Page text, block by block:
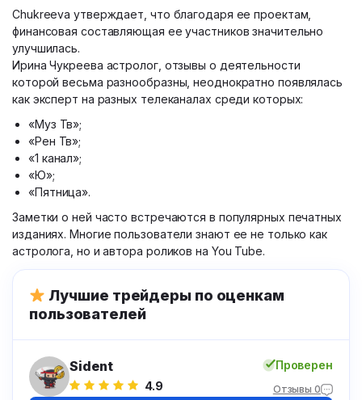
Chukreeva утверждает, что благодаря ее проектам,
финансовая составляющая ее участников значительно
улучшилась.
Ирина Чукреева астролог, отзывы о деятельности
которой весьма разнообразны, неоднократно появлялась
как эксперт на разных телеканалах среди которых:
«Муз Тв»;
«Рен Тв»;
«1 канал»;
«Ю»;
«Пятница».
Заметки о ней часто встречаются в популярных печатных
изданиях. Многие пользователи знают ее не только как
астролога, но и автора роликов на You Tube.
Лучшие трейдеры по оценкам
пользователей
Sident
4.9
Проверен
Отзывы 0